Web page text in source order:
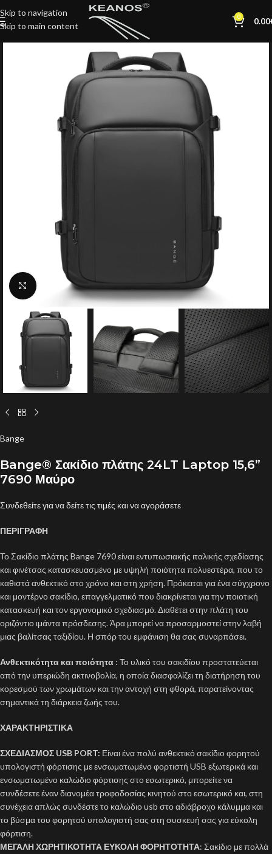
Skip to navigation
Skip to main content
0 0.00
Click to enlarge
Bange
Bange® Σακίδιο πλάτης 24LT Laptop 15,6”
7690 Μαύρο
Συνδεθείτε για να δείτε τις τιμές και να αγοράσετε
ΠΕΡΙΓΡΑΦΗ
Το Σακίδιο πλάτης Bange 7690 είναι εντυπωσιακής ιταλικής σχεδίασης
και φινέτσας κατασκευασμένο με υψηλή ποιότητα πολυεστέρα, που το
καθιστά ανθεκτικό στο χρόνο και στη χρήση. Πρόκειται για ένα σύγχρονο
και μοντέρνο σακίδιο, επαγγελματικό που διακρίνεται για την ποιοτική
κατασκευή και τον εργονομικό σχεδιασμό. Διαθέτει στην πλάτη του
οριζόντιο ιμάντα πρόσδεσης. Άρα μπορεί να προσαρμοστεί στην λαβή
μιας βαλίτσας ταξιδίου. Η σπόρ του εμφάνιση θα σας συναρπάσει.
Ανθεκτικότητα και ποιότητα : Το υλικό του σακιδίου προστατεύεται
από την υπεριώδη ακτινοβολία, η οποία διασφαλίζει τη διατήρηση του
κορεσμού των χρωμάτων και την αντοχή στη φθορά, παρατείνοντας
σημαντικά τη διάρκεια ζωής του.
ΧΑΡΑΚΤΗΡΙΣΤΙΚΑ
ΣΧΕΔΙΑΣΜΟΣ USB PORT: Είναι ένα πολύ ανθεκτικό σακίδιο φορητού
υπολογιστή φόρτισης με ενσωματωμένο φορτιστή USB εξωτερικά και
ενσωματωμένο καλώδιο φόρτισης στο εσωτερικό, μπορείτε να
συνδέσετε έναν διανομέα τροφοδοσίας κινητού στο εσωτερικό και, στη
συνέχεια απλώς συνδέστε το καλώδιο usb στο αδιάβροχο κάλυμμα και
το βύσμα του φορητού υπολογιστή σας στη συσκευή σας για εύκολη
φόρτιση.
ΜΕΓΑΛΗ ΧΩΡΗΤΙΚΟΤΗΤΑ ΕΥΚΟΛΗ ΦΟΡΗΤΟΤΗΤΑ: Σακίδιο με πολλά